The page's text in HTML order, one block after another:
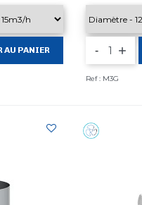
AU PANIER -
Ref : M3G